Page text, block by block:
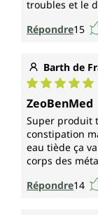
troubles et le
Répondre15
Barth de
Note
ZeoBenMed
Super produit
constipation
eau tiède ça
corps des
Répondre14